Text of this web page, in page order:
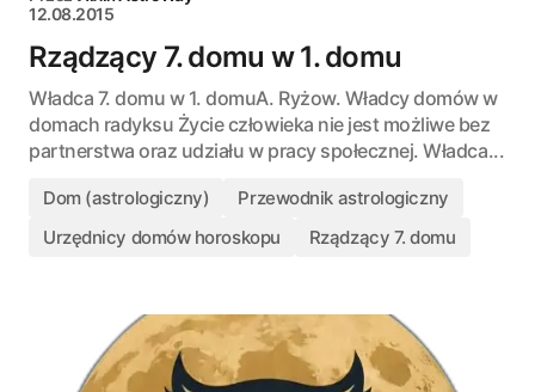
12.08.2015
Rządzący 7. domu w 1. domu
Władca 7. domu w 1. domuA. Ryżow. Władcy domów w
domach radyksu Życie człowieka nie jest możliwe bez
partnerstwa oraz udziału w pracy społecznej. Władca...
Dom (astrologiczny)
Przewodnik astrologiczny
Urzędnicy domów horoskopu
Rządzący 7. domu